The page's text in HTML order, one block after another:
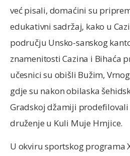
već pisali, domaćini su
edukativni sadržaj, kako u
području Unsko-sanskog
znamenitosti Cazina i Bihaća
učesnici su obišli Bužim,
gdje su nakon obilaska
Gradskoj džamiji
druženje u Kuli Muje Hrnjice.
U okviru sportskog programa